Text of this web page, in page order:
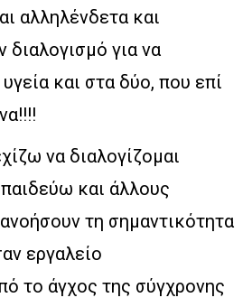
αλληλένδετα και
διαλογισμό για να
και στα δύο, που επί
να διαλογίζομαι
και άλλους
τη σημαντικότητα
εργαλείο
το άγχος της σύγχρονης